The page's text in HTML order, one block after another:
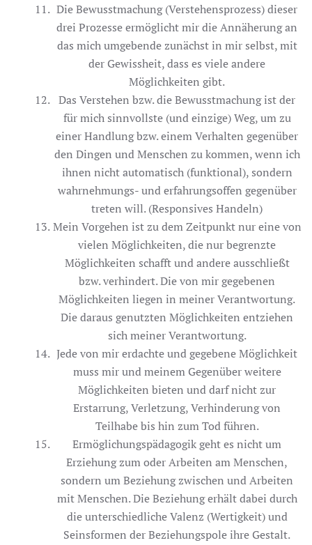
Die Bewusstmachung (Verstehensprozess) dieser
drei Prozesse ermöglicht mir die Annäherung an
das mich umgebende zunächst in mir selbst, mit
der Gewissheit, dass es viele andere
Möglichkeiten gibt.
Das Verstehen bzw. die Bewusstmachung ist der
für mich sinnvollste (und einzige) Weg, um zu
einer Handlung bzw. einem Verhalten gegenüber
den Dingen und Menschen zu kommen, wenn ich
ihnen nicht automatisch (funktional), sondern
wahrnehmungs- und erfahrungsoffen gegenüber
treten will. (Responsives Handeln)
Mein Vorgehen ist zu dem Zeitpunkt nur eine von
vielen Möglichkeiten, die nur begrenzte
Möglichkeiten schafft und andere ausschließt
bzw. verhindert. Die von mir gegebenen
Möglichkeiten liegen in meiner Verantwortung.
Die daraus genutzten Möglichkeiten entziehen
sich meiner Verantwortung.
Jede von mir erdachte und gegebene Möglichkeit
muss mir und meinem Gegenüber weitere
Möglichkeiten bieten und darf nicht zur
Erstarrung, Verletzung, Verhinderung von
Teilhabe bis hin zum Tod führen.
Ermöglichungspädagogik geht es nicht um
Erziehung zum oder Arbeiten am Menschen,
sondern um Beziehung zwischen und Arbeiten
mit Menschen. Die Beziehung erhält dabei durch
die unterschiedliche Valenz (Wertigkeit) und
Seinsformen der Beziehungspole ihre Gestalt.